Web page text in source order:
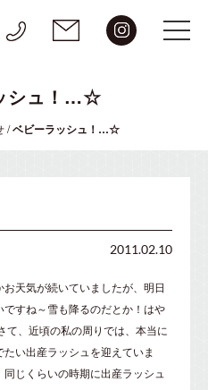
シュ！…☆
/ベビーラッシュ！…☆
2011.02.10
天気が続いていましたが、明日
すね～雪も降るのだとか！はや
て、近頃の私の周りでは、本当に
い出産ラッシュを迎えていま
じくらいの時期に出産ラッシュ